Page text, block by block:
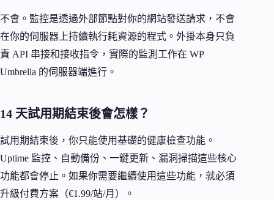
不會。監控是透過外部節點對你的網站發送請求，不會
在你的伺服器上持續執行耗資源的程式。外掛本身只負
責 API 串接和接收指令，實際的監測工作在 WP
Umbrella 的伺服器端進行。
14 天試用期結束後會怎樣？
試用期結束後，你只能使用基礎的健康檢查功能。
Uptime 監控、自動備份、一鍵更新、漏洞掃描這些核心
功能都會停止。如果你需要繼續使用這些功能，就必須
升級付費方案（€1.99/站/月）。